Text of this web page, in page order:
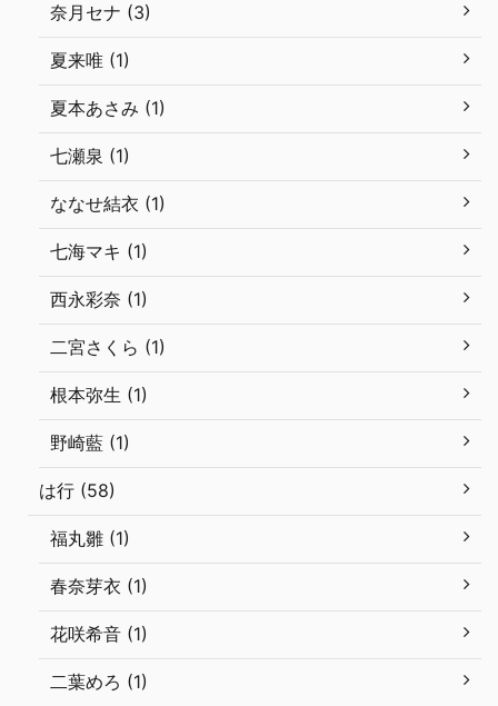
奈月セナ (3)
夏来唯 (1)
夏本あさみ (1)
七瀬泉 (1)
ななせ結衣 (1)
七海マキ (1)
西永彩奈 (1)
二宮さくら (1)
根本弥生 (1)
野崎藍 (1)
は行 (58)
福丸雛 (1)
春奈芽衣 (1)
花咲希音 (1)
二葉めろ (1)